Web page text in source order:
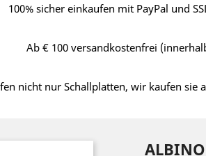
100% sicher einkaufen mit PayPal und
Ab € 100 versandkostenfrei
nicht nur Schallplatten, wir kaufen sie